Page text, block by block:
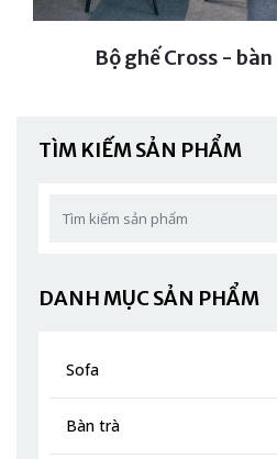
Bộ ghế Cross -
TÌM KIẾM SẢN PHẨM
DANH MỤC SẢN PHẨM
Sofa
Bàn trà